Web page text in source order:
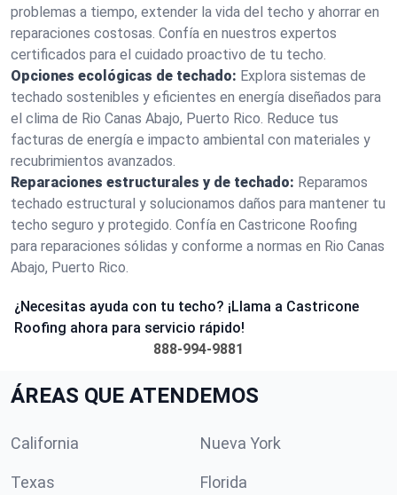
problemas a tiempo, extender la vida del techo y ahorrar en
reparaciones costosas. Confía en nuestros expertos
certificados para el cuidado proactivo de tu techo.
Opciones ecológicas de techado: Explora sistemas de
techado sostenibles y eficientes en energía diseñados para
el clima de Rio Canas Abajo, Puerto Rico. Reduce tus
facturas de energía e impacto ambiental con materiales y
recubrimientos avanzados.
Reparaciones estructurales y de techado: Reparamos
techado estructural y solucionamos daños para mantener tu
techo seguro y protegido. Confía en Castricone Roofing
para reparaciones sólidas y conforme a normas en Rio Canas
Abajo, Puerto Rico.
¿Necesitas ayuda con tu techo? ¡Llama a Castricone
Roofing ahora para servicio rápido!
888-994-9881
ÁREAS QUE ATENDEMOS
California Nueva York
Texas Florida